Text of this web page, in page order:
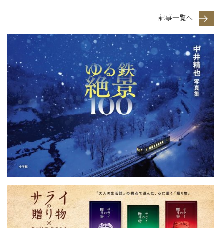
記事一覧へ